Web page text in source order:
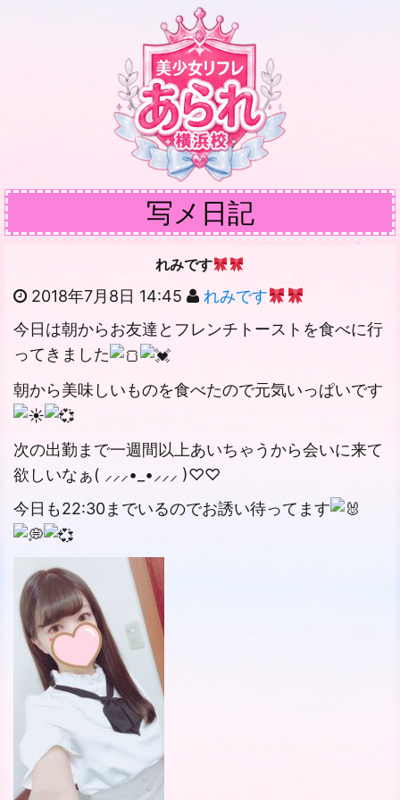
写メ日記
れみです
2018年7月8日 14:45
れみです
今日は朝からお友達とフレンチトーストを食べに行
ってきました
朝から美味しいものを食べたので元気いっぱいです
次の出勤まで一週間以上あいちゃうから会いに来て
欲しいなぁ( ⸝⸝⸝•_•⸝⸝⸝ )♡︎♡︎
今日も22:30までいるのでお誘い待ってます